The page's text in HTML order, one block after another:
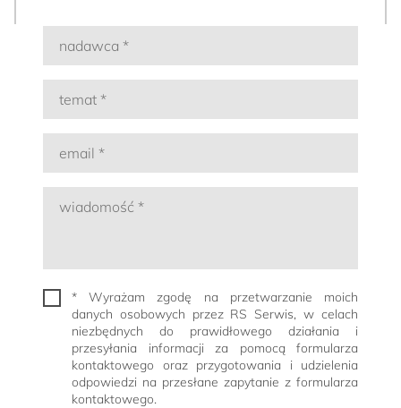
* Wyrażam zgodę na przetwarzanie moich
danych osobowych przez RS Serwis, w celach
niezbędnych do prawidłowego działania i
przesyłania informacji za pomocą formularza
kontaktowego oraz przygotowania i udzielenia
odpowiedzi na przesłane zapytanie z formularza
kontaktowego.